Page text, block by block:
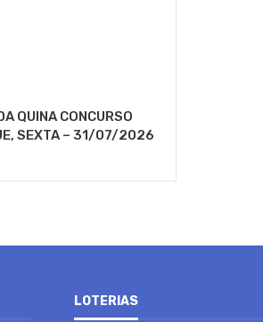
QUINA CONCURSO
SEXTA – 31/07/2026
LOTERIAS